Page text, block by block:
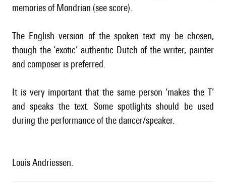
memories of Mondrian (see score).
The English version of the spoken text my be chosen,
though the ‘exotic’ authentic Dutch of the writer, painter
and composer is preferred.
It is very important that the same person ‘makes the T’
and speaks the text. Some spotlights should be used
during the performance of the dancer/speaker.
Louis Andriessen.